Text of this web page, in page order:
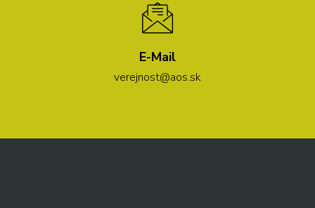
E-Mail
verejnost@aos.sk